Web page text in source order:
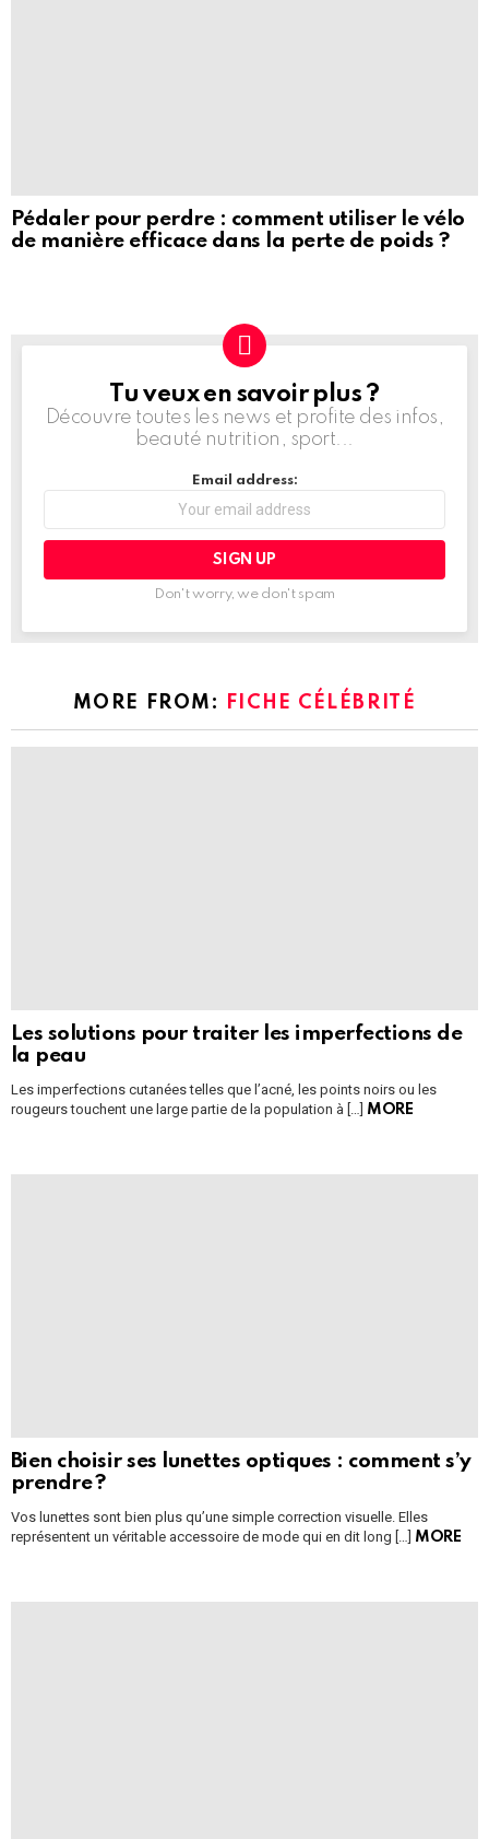
Pédaler pour perdre : comment utiliser le vélo
de manière efficace dans la perte de poids ?
NEWSLETTER
Tu veux en savoir plus ?
Découvre toutes les news et profite des infos,
beauté nutrition, sport...
Email address:
Don't worry, we don't spam
MORE FROM: FICHE CÉLÉBRITÉ
Les solutions pour traiter les imperfections de
la peau
Les imperfections cutanées telles que l’acné, les points noirs ou les
rougeurs touchent une large partie de la population à […] MORE
Bien choisir ses lunettes optiques : comment s’y
prendre ?
Vos lunettes sont bien plus qu’une simple correction visuelle. Elles
représentent un véritable accessoire de mode qui en dit long […]
MORE